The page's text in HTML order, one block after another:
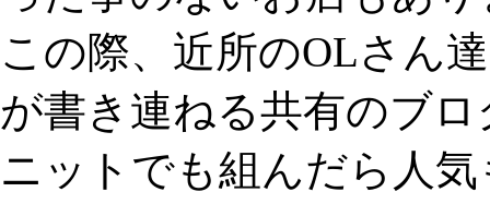
この際、近所のOLさん
が書き連ねる共有のブ
ニットでも組んだら人